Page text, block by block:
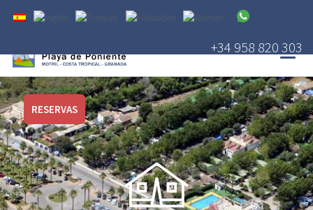
+34 958 820 303
RESERVAS